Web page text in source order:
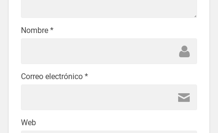
Nombre *
Correo electrónico *
Web